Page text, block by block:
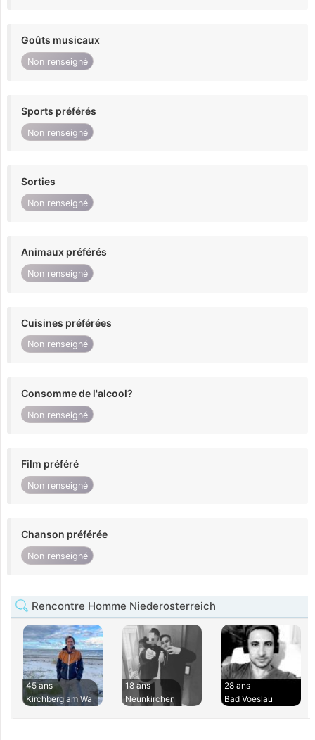
Goûts musicaux
Non renseigné
Sports préférés
Non renseigné
Sorties
Non renseigné
Animaux préférés
Non renseigné
Cuisines préférées
Non renseigné
Consomme de l'alcool?
Non renseigné
Film préféré
Non renseigné
Chanson préférée
Non renseigné
Rencontre Homme Niederosterreich
45 ans
Kirchberg am Wa
18 ans
Neunkirchen
28 ans
Bad Voeslau